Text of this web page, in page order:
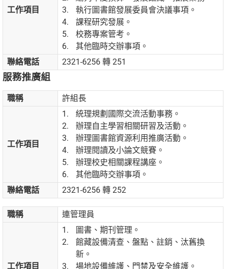
工作項目
執行圖書館發展委員會決議事項。
課程研究發展。
校務專案管考。
其他臨時交辦事項。
聯絡電話
2321-6256 轉 251
服務推廣組
職稱 許組長
工作項目
統理規劃國際交流活動事務。
辦理自主學習相關研習及活動。
辦理圖書館資源利用推廣活動。
辦理閱讀及小論文競賽。
辦理校史相關課程講座。
其他臨時交辦事項。
聯絡電話
2321-6256 轉 252
職稱 連管理員
工作項目
圖書、期刊管理。
館藏設備清查、盤點、註銷、汰舊換
新。
場地設備維護、門禁及安全維護。